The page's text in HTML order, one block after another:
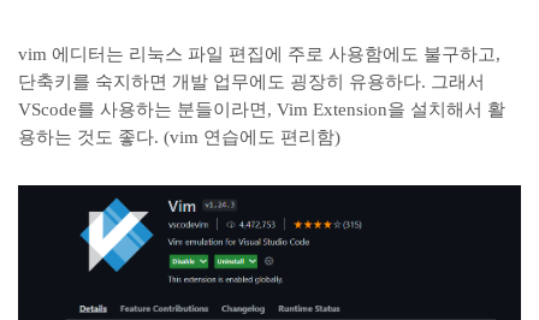
vim 에디터는 리눅스 파일 편집에 주로 사용함에도 불구하고,
단축키를 숙지하면 개발 업무에도 굉장히 유용하다. 그래서
VScode를 사용하는 분들이라면, Vim Extension을 설치해서 활
용하는 것도 좋다. (vim 연습에도 편리함)